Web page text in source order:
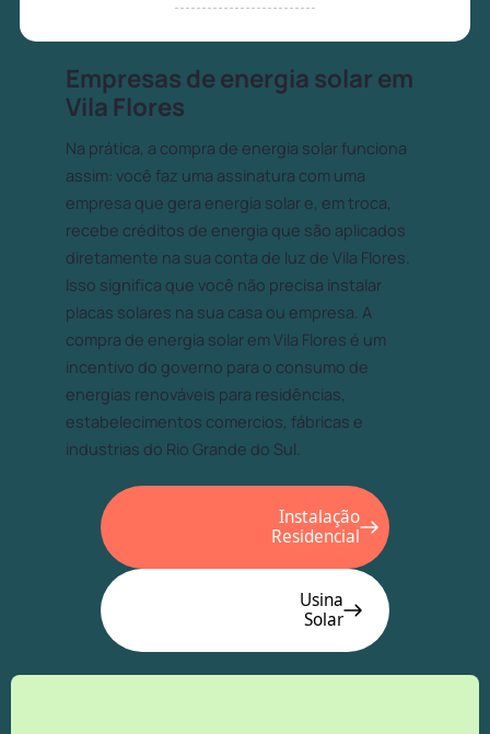
Empresas de energia solar em
Vila Flores
Na prática, a compra de energia solar funciona
assim: você faz uma assinatura com uma
empresa que gera energia solar e, em troca,
recebe créditos de energia que são aplicados
diretamente na sua conta de luz de Vila Flores.
Isso significa que você não precisa instalar
placas solares na sua casa ou empresa. A
compra de energia solar em Vila Flores é um
incentivo do governo para o consumo de
energias renováveis para residências,
estabelecimentos comercios, fábricas e
industrias do Rio Grande do Sul.
Instalação
Residencial
Usina
Solar